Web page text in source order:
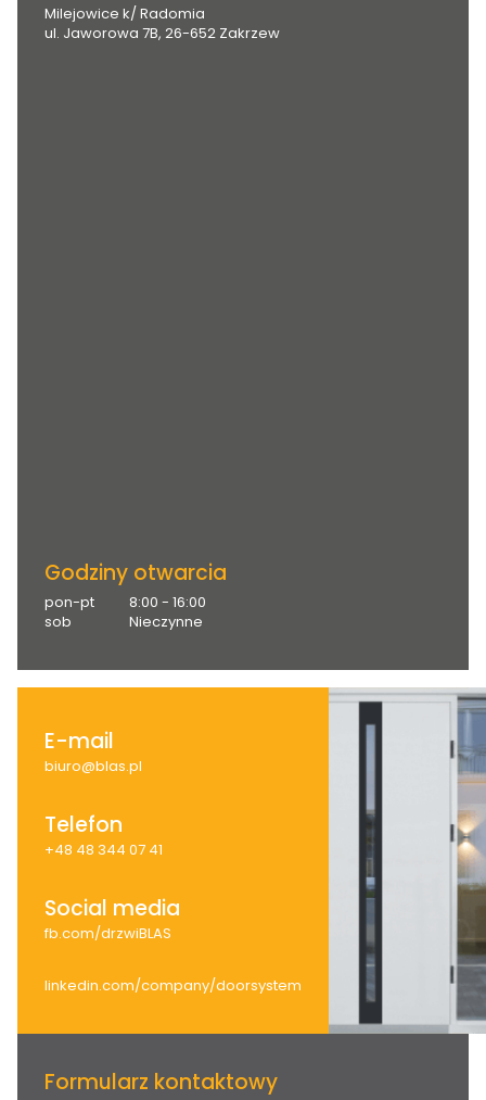
Milejowice k/ Radomia
ul. Jaworowa 7B, 26-652 Zakrzew
Godziny otwarcia
pon-pt
8:00 - 16:00
sob
Nieczynne
E-mail
biuro@blas.pl
Telefon
+48 48 344 07 41
Social media
fb.com/drzwiBLAS
linkedin.com/company/doorsystem
Formularz kontaktowy